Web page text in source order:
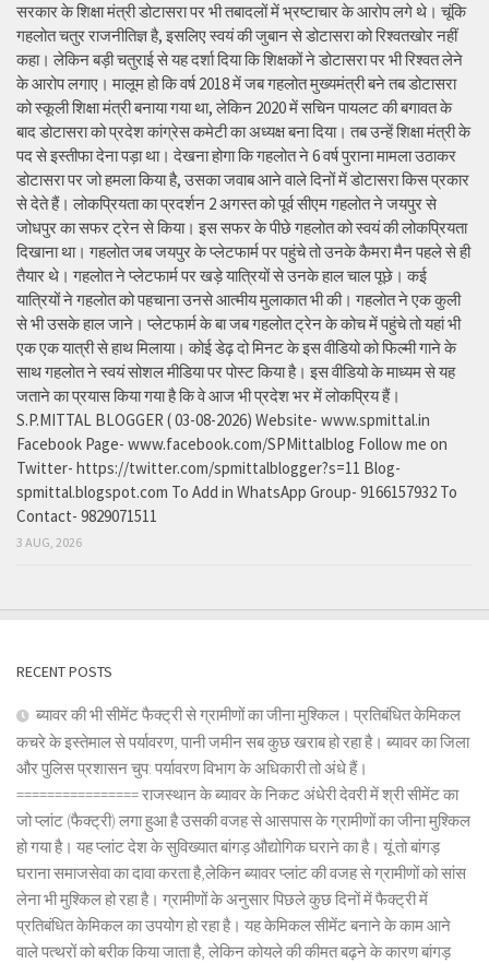
सरकार के शिक्षा मंत्री डोटासरा पर भी तबादलों में भ्रष्टाचार के आरोप लगे थे। चूंकि
गहलोत चतुर राजनीतिज्ञ है, इसलिए स्वयं की जुबान से डोटासरा को रिश्वतखोर नहीं
कहा। लेकिन बड़ी चतुराई से यह दर्शा दिया कि शिक्षकों ने डोटासरा पर भी रिश्वत लेने
के आरोप लगाए। मालूम हो कि वर्ष 2018 में जब गहलोत मुख्यमंत्री बने तब डोटासरा
को स्कूली शिक्षा मंत्री बनाया गया था, लेकिन 2020 में सचिन पायलट की बगावत के
बाद डोटासरा को प्रदेश कांग्रेस कमेटी का अध्यक्ष बना दिया। तब उन्हें शिक्षा मंत्री के
पद से इस्तीफा देना पड़ा था। देखना होगा कि गहलोत ने 6 वर्ष पुराना मामला उठाकर
डोटासरा पर जो हमला किया है, उसका जवाब आने वाले दिनों में डोटासरा किस प्रकार
से देते हैं। लोकप्रियता का प्रदर्शन 2 अगस्त को पूर्व सीएम गहलोत ने जयपुर से
जोधपुर का सफर ट्रेन से किया। इस सफर के पीछे गहलोत को स्वयं की लोकप्रियता
दिखाना था। गहलोत जब जयपुर के प्लेटफार्म पर पहुंचे तो उनके कैमरा मैन पहले से ही
तैयार थे। गहलोत ने प्लेटफार्म पर खड़े यात्रियों से उनके हाल चाल पूछे। कई
यात्रियों ने गहलोत को पहचाना उनसे आत्मीय मुलाकात भी की। गहलोत ने एक कुली
से भी उसके हाल जाने। प्लेटफार्म के बा जब गहलोत ट्रेन के कोच में पहुंचे तो यहां भी
एक एक यात्री से हाथ मिलाया। कोई डेढ़ दो मिनट के इस वीडियो को फिल्मी गाने के
साथ गहलोत ने स्वयं सोशल मीडिया पर पोस्ट किया है। इस वीडियो के माध्यम से यह
जताने का प्रयास किया गया है कि वे आज भी प्रदेश भर में लोकप्रिय हैं।
S.P.MITTAL BLOGGER ( 03-08-2026) Website- www.spmittal.in
Facebook Page- www.facebook.com/SPMittalblog Follow me on
Twitter- https://twitter.com/spmittalblogger?s=11 Blog-
spmittal.blogspot.com To Add in WhatsApp Group- 9166157932 To
Contact- 9829071511
3 AUG, 2026
RECENT POSTS
ब्यावर की भी सीमेंट फैक्ट्री से ग्रामीणों का जीना मुश्किल। प्रतिबंधित केमिकल
कचरे के इस्तेमाल से पर्यावरण, पानी जमीन सब कुछ खराब हो रहा है। ब्यावर का जिला
और पुलिस प्रशासन चुप: पर्यावरण विभाग के अधिकारी तो अंधे हैं।
================ राजस्थान के ब्यावर के निकट अंधेरी देवरी में श्री सीमेंट का
जो प्लांट (फैक्ट्री) लगा हुआ है उसकी वजह से आसपास के ग्रामीणों का जीना मुश्किल
हो गया है। यह प्लांट देश के सुविख्यात बांगड़ औद्योगिक घराने का है। यूं तो बांगड़
घराना समाजसेवा का दावा करता है,लेकिन ब्यावर प्लांट की वजह से ग्रामीणों को सांस
लेना भी मुश्किल हो रहा है। ग्रामीणों के अनुसार पिछले कुछ दिनों में फैक्ट्री में
प्रतिबंधित केमिकल का उपयोग हो रहा है। यह केमिकल सीमेंट बनाने के काम आने
वाले पत्थरों को बरीक किया जाता है, लेकिन कोयले की कीमत बढ़ने के कारण बांगड़